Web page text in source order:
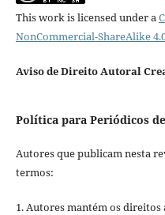
This work is licensed under a
NonCommercial-ShareAlike
Aviso de Direito Autoral
Política para Periódicos
Autores que publicam nesta
termos:
1. Autores mantém os